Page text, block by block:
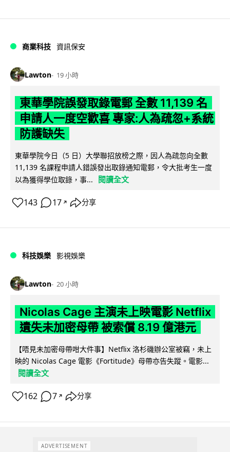
商業科技 資訊保安
Lawton 19 小時
東華學院誤發取錄電郵 全數 11,139 名
申請人一度空歡喜 專家:人為疏忽+系統
防護缺失
東華學院今日（5 日）大學聯招放榜之際，因人為疏忽向全數
11,139 名課程申請人錯誤發出取錄通知電郵，令大批考生一度
以為獲得學位取錄，事...
閱讀全文
143 17 ↗ 分享
科技娛樂 影視娛樂
Lawton 20 小時
Nicolas Cage 主演未上映電影 Netflix
遺失未加密母帶 被索償 8.19 億港元
【唔見未加密母帶咁大件事】Netflix 洛杉磯辦公室被竊，未上
映的 Nicolas Cage 電影《Fortitude》母帶亦告失蹤。電影...
閱讀全文
162 7 ↗ 分享
ADVERTISEMENT